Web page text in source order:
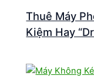
Thuê Máy
Kiệm Hay